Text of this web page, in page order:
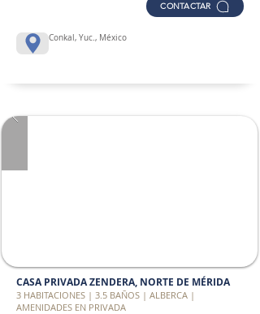
CONTACTAR
Conkal, Yuc., México
CASA PRIVADA ZENDERA, NORTE DE MÉRIDA
3 HABITACIONES | 3.5 BAÑOS | ALBERCA |
AMENIDADES EN PRIVADA